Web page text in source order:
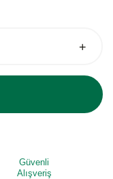
+
Güvenli
Alışveriş